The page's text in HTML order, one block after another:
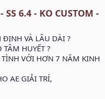
SS 6.4 - KO CUSTOM -
VÀ LÂU DÀI ?
HUYẾT ?
VỚI HƠN 7 NĂM KINH
AE GIẢI TRÍ,